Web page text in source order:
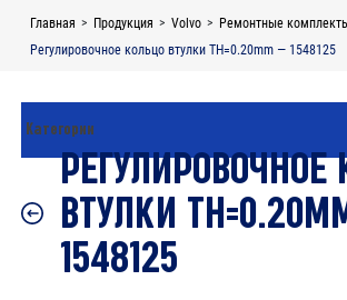
Главная > Продукция > Volvo > Ремонтные
Регулировочное кольцо втулки TH=0.20mm — 1548125
РЕГУЛИРОВОЧНОЕ
ВТУЛКИ
1548125